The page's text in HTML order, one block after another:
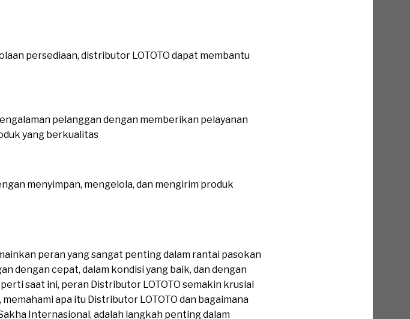
persediaan, distributor LOTOTO dapat membantu
pelanggan dengan memberikan pelayanan
yang berkualitas
menyimpan, mengelola, dan mengirim produk
peran yang sangat penting dalam rantai pasokan
dengan cepat, dalam kondisi yang baik, dan dengan
saat ini, peran Distributor LOTOTO semakin krusial
apa itu Distributor LOTOTO dan bagaimana
Internasional, adalah langkah penting dalam